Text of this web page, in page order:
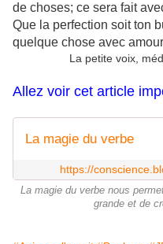
de choses; ce sera fait
Que la perfection soit ton
quelque chose avec
La petite voix,
Allez voir cet article
La magie du verbe
https://
La magie du verbe nous
grande et de